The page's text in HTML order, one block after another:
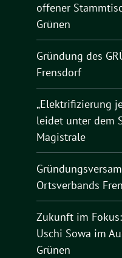
offener
Grünen
Gründung des
Frensdorf
„Elektrifizierung
leidet unter dem
Magistrale
Ortsverbands
Zukunft im
Uschi Sowa im
Grünen